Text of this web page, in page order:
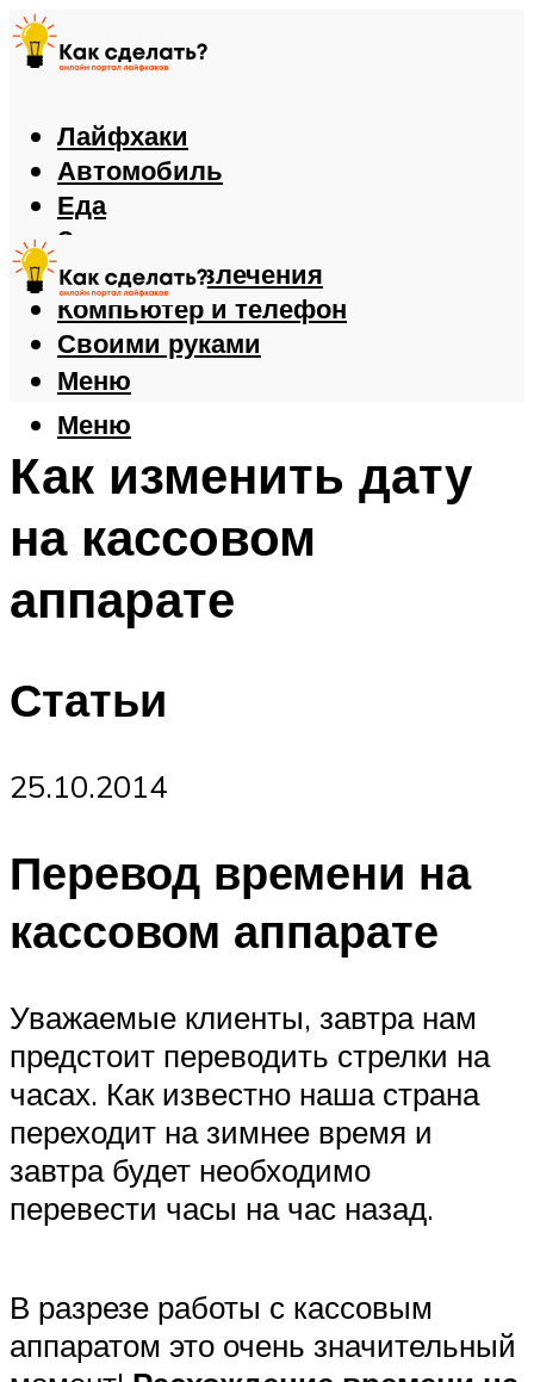
Лайфхаки
Автомобиль
Еда
Здоровье
Игры и развлечения
Компьютер и телефон
Своими руками
Меню
Меню
Как изменить дату
на кассовом
аппарате
Статьи
25.10.2014
Перевод времени на
кассовом аппарате
Уважаемые клиенты, завтра нам
предстоит переводить стрелки на
часах. Как известно наша страна
переходит на зимнее время и
завтра будет необходимо
перевести часы на час назад.
В разрезе работы с кассовым
аппаратом это очень значительный